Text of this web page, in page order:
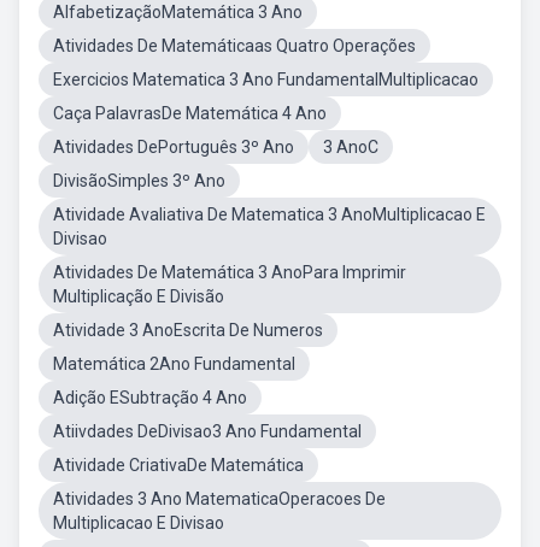
AlfabetizaçãoMatemática 3 Ano
Atividades De Matemáticaas Quatro Operações
Exercicios Matematica 3 Ano FundamentalMultiplicacao
Caça PalavrasDe Matemática 4 Ano
Atividades DePortuguês 3º Ano
3 AnoC
DivisãoSimples 3º Ano
Atividade Avaliativa De Matematica 3 AnoMultiplicacao E
Divisao
Atividades De Matemática 3 AnoPara Imprimir
Multiplicação E Divisão
Atividade 3 AnoEscrita De Numeros
Matemática 2Ano Fundamental
Adição ESubtração 4 Ano
Atiivdades DeDivisao3 Ano Fundamental
Atividade CriativaDe Matemática
Atividades 3 Ano MatematicaOperacoes De
Multiplicacao E Divisao